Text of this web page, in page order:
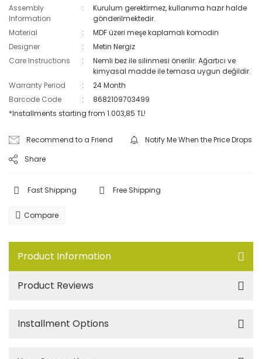
Assembly
Information
Kurulum gerektirmez, kullanıma hazır halde
gönderilmektedir.
Material
MDF üzeri meşe kaplamalı komodin
Designer
Metin Nergiz
Care Instructions
Nemli bez ile silinmesi önerilir. Ağartıcı ve
kimyasal madde ile temasa uygun değildir.
Warranty Period
24 Month
Barcode Code
8682109703499
*Installments starting from 1.003,85 TL!
Recommend to a Friend
Notify Me When the Price Drops
Share
Fast Shipping Free Shipping
Compare
Product Information
Product Reviews
Installment Options